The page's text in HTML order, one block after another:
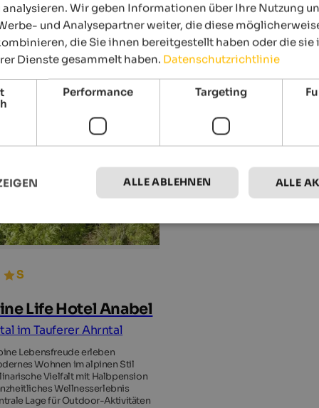
Life Hotel Anabel
im Tauferer Ahrntal
Lebensfreude erleben
Wohnen im alpinen Stil
Vielfalt mit Halbpension
Wellnesserlebnis
Lage für Outdoor-Aktivitäten
analysieren. Wir geben Informationen über Ihre Nutzung
und Analysepartner weiter, die diese
die Sie ihnen bereitgestellt haben oder die sie
Dienste gesammelt haben. Datenschutzrichtlinie
Performance Targeting
ALLE
ALLE ABLEHNEN